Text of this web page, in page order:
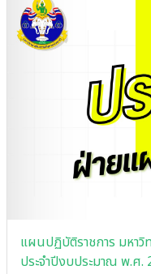
แผนปฏิบัติราชการ มหาวิทยาลัยการกีฬาแห่งชาติ วิทยาเขตกระบี่
ประจําปีงบประมาณ พ.ศ.